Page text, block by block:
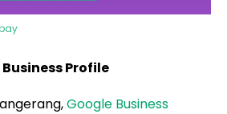
Profile
Google Business